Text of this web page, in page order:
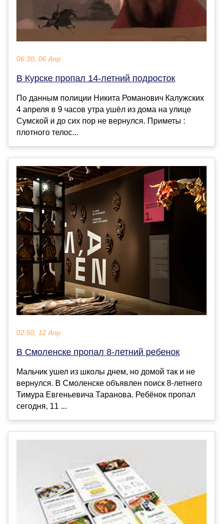
06:30, 06 Апр
В Курске пропал 14-летний подросток
По данным полиции Никита Романович Калужских
4 апреля в 9 часов утра ушёл из дома на улице
Сумской и до сих пор не вернулся. Приметы :
плотного телос...
02:50, 12 Апр
В Смоленске пропал 8-летний ребенок
Мальчик ушел из школы днем, но домой так и не
вернулся. В Смоленске объявлен поиск 8-летнего
Тимура Евгеньевича Таранова. Ребёнок пропал
сегодня, 11 ...